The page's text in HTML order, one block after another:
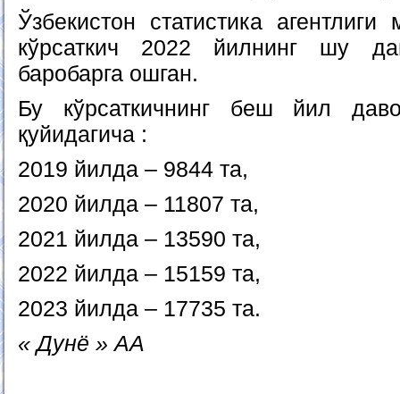
Ўзбекистон статистика
кўрсаткич 2022 йилнинг шу
баробарга ошган.
Бу кўрсаткичнинг беш йил
қуйидагича :
2019 йилда – 9844 та,
2020 йилда – 11807 та,
2021 йилда – 13590 та,
2022 йилда – 15159 та,
2023 йилда – 17735 та.
« Дунё » АА